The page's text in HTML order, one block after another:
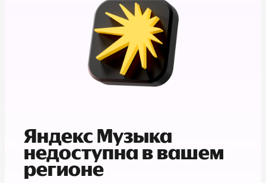
Яндекс Музыка
недоступна в вашем
регионе